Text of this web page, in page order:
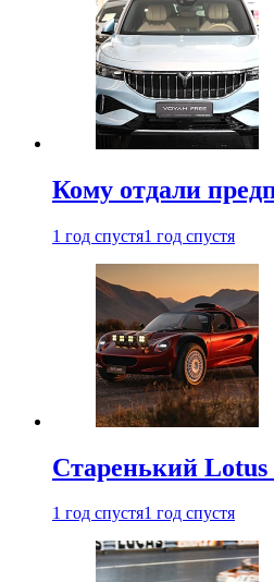
Кому отдали
1 год спустя1 год спустя
Старенький Lotus
1 год спустя1 год спустя